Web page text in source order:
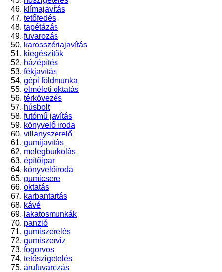
klímajavítás
tetőfedés
tapétázás
fuvarozás
karosszériajavítás
kiegészítők
házépítés
fékjavítás
gépi földmunka
elméleti oktatás
térkövezés
húsbolt
futómű javítás
könyvelő iroda
villanyszerelő
gumijavítás
melegburkolás
építőipar
könyvelőiroda
gumicsere
oktatás
karbantartás
kávé
lakatosmunkák
panzió
gumiszerelés
gumiszerviz
fogorvos
tetőszigetelés
árufuvarozás